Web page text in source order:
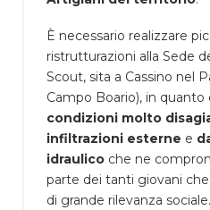
È necessario realizzare
ristrutturazioni alla Sede
Scout, sita a Cassino nel
Campo Boario), in quanto
condizioni molto
infiltrazioni esterne e
idraulicoche ne
parte dei tanti giovani
di grande rilevanza sociale.